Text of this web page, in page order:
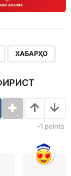
ХАБАРҲО
-1 points